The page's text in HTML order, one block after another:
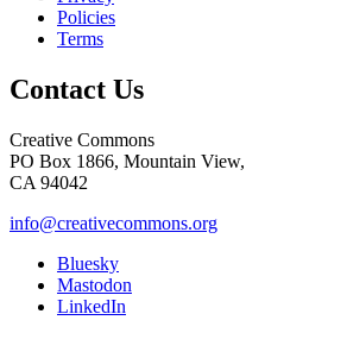
Policies
Terms
Contact Us
Creative Commons
PO Box 1866, Mountain View,
CA 94042
info@creativecommons.org
Bluesky
Mastodon
LinkedIn